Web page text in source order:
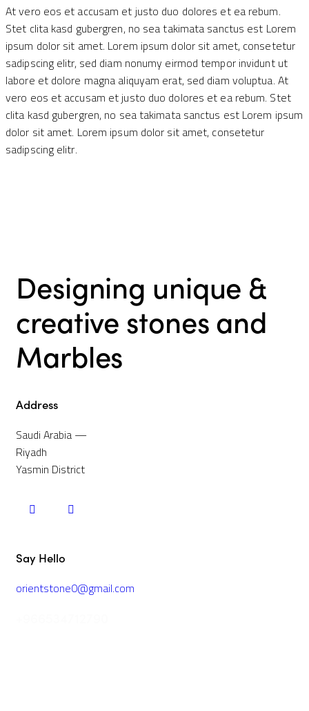
At vero eos et accusam et justo duo dolores et ea rebum.
Stet clita kasd gubergren, no sea takimata sanctus est Lorem
ipsum dolor sit amet. Lorem ipsum dolor sit amet, consetetur
sadipscing elitr, sed diam nonumy eirmod tempor invidunt ut
labore et dolore magna aliquyam erat, sed diam voluptua. At
vero eos et accusam et justo duo dolores et ea rebum. Stet
clita kasd gubergren, no sea takimata sanctus est Lorem ipsum
dolor sit amet. Lorem ipsum dolor sit amet, consetetur
sadipscing elitr.
Designing unique &
creative stones and
Marbles
Address
Saudi Arabia —
Riyadh
Yasmin District
Say Hello
orientstone0@gmail.com